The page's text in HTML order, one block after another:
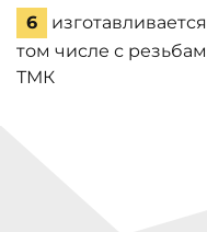
6
том числе с
ТМК